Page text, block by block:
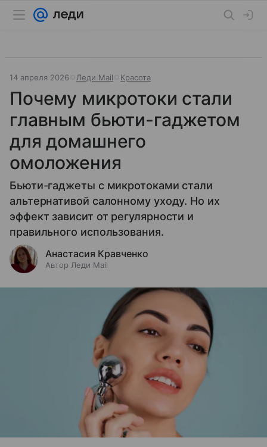
14 апреля 2026 Леди Mail Красота
Почему микротоки стали
главным бьюти-гаджетом
для домашнего
омоложения
Бьюти-гаджеты с микротоками стали
альтернативой салонному уходу. Но их
эффект зависит от регулярности и
правильного использования.
Анастасия Кравченко
Автор Леди Mail